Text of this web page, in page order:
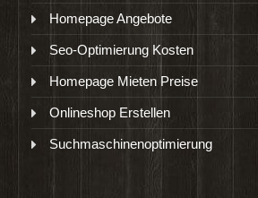
Homepage Angebote
Seo-Optimierung Kosten
Homepage Mieten Preise
Onlineshop Erstellen
Suchmaschinenoptimierung